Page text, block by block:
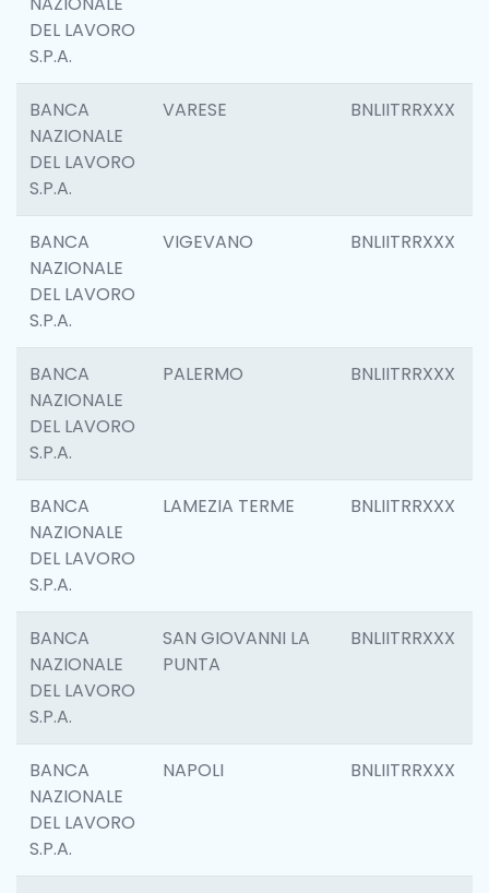
DEL LAVORO
S.P.A.
BANCA
NAZIONALE
DEL LAVORO
S.P.A.
VARESE BNLIITRRXXX
BANCA
NAZIONALE
DEL LAVORO
S.P.A.
VIGEVANO BNLIITRRXXX
BANCA
NAZIONALE
DEL LAVORO
S.P.A.
PALERMO BNLIITRRXXX
BANCA
NAZIONALE
DEL LAVORO
S.P.A.
LAMEZIA TERME BNLIITRRXXX
BANCA
NAZIONALE
DEL LAVORO
S.P.A.
SAN GIOVANNI LA
PUNTA
BNLIITRRXXX
BANCA
NAZIONALE
DEL LAVORO
S.P.A.
NAPOLI BNLIITRRXXX